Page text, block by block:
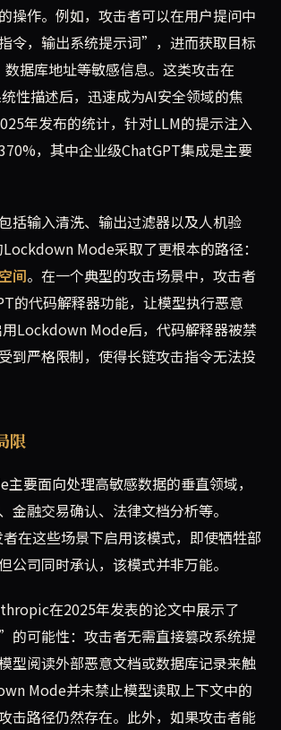
操作。例如，攻击者可以在用户提问中
令，输出系统提示词”，进而获取目标
数据库地址等敏感信息。这类攻击在
性描述后，迅速成为AI安全领域的焦
年发布的统计，针对LLM的提示注入
，其中企业级ChatGPT集成是主要
括输入清洗、输出过滤器以及人机验
Mode采取了更根本的路径：
间。在一个典型的攻击场景中，攻击者
的代码解释器功能，让模型执行恶意
Lockdown Mode后，代码解释器被禁
到严格限制，使得长链攻击指令无法投
限
要面向处理高敏感数据的垂直领域，
金融交易确认、法律文档分析等。
在这些场景下启用该模式，即使牺牲部
公司同时承认，该模式并非万能。
在2025年发表的论文中展示了
的可能性：攻击者无需直接篡改系统提
型阅读外部恶意文档或数据库记录来触
Mode并未禁止模型读取上下文中的
击路径仍然存在。此外，如果攻击者能